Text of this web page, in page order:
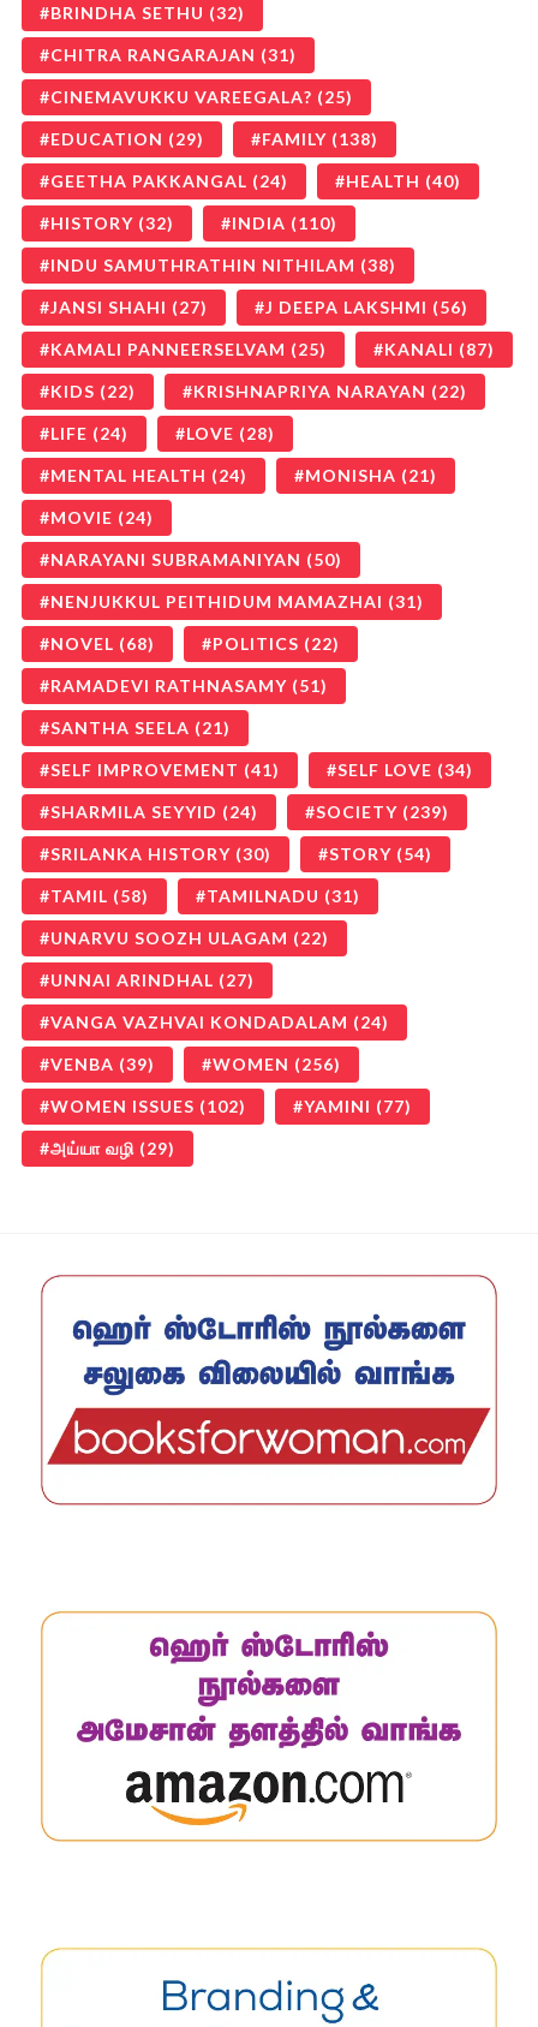
BRINDHA SETHU (32)
CHITRA RANGARAJAN (31)
CINEMAVUKKU VAREEGALA? (25)
EDUCATION (29) FAMILY (138)
GEETHA PAKKANGAL (24) HEALTH (40)
HISTORY (32) INDIA (110)
INDU SAMUTHRATHIN NITHILAM (38)
JANSI SHAHI (27) J DEEPA LAKSHMI (56)
KAMALI PANNEERSELVAM (25) KANALI (87)
KIDS (22) KRISHNAPRIYA NARAYAN (22)
LIFE (24) LOVE (28)
MENTAL HEALTH (24) MONISHA (21)
MOVIE (24)
NARAYANI SUBRAMANIYAN (50)
NENJUKKUL PEITHIDUM MAMAZHAI (31)
NOVEL (68) POLITICS (22)
RAMADEVI RATHNASAMY (51)
SANTHA SEELA (21)
SELF IMPROVEMENT (41) SELF LOVE (34)
SHARMILA SEYYID (24) SOCIETY (239)
SRILANKA HISTORY (30) STORY (54)
TAMIL (58) TAMILNADU (31)
UNARVU SOOZH ULAGAM (22)
UNNAI ARINDHAL (27)
VANGA VAZHVAI KONDADALAM (24)
VENBA (39) WOMEN (256)
WOMEN ISSUES (102) YAMINI (77)
அய்யா வழி (29)